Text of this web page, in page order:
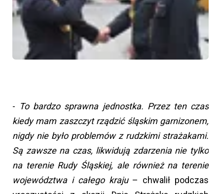
- To bardzo sprawna jednostka. Przez ten czas
kiedy mam zaszczyt rządzić śląskim garnizonem,
nigdy nie było problemów z rudzkimi strażakami.
Są zawsze na czas, likwidują zdarzenia nie tylko
na terenie Rudy Śląskiej, ale również na terenie
województwa i całego kraju– chwalił podczas